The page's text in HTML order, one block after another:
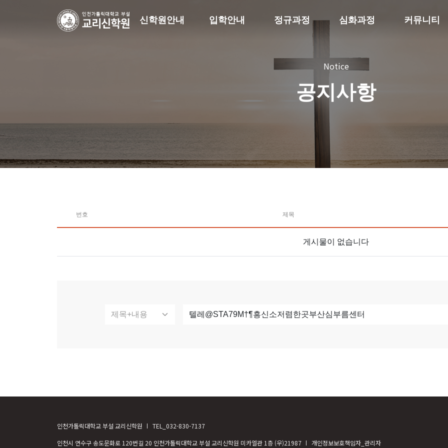
신학원안내 입학안내 정규과정 심화과정 커뮤니티
Notice
공지사항
번호 제목
게시물이 없습니다
인천가톨릭대학교 부설 교리신학원
TEL_032-830-7137
인천시 연수구 송도문화로 120번길 20 인천가톨릭대학교 부설 교리신학원 미카엘관 1층 (우)21987
개인정보보호책임자_관리자